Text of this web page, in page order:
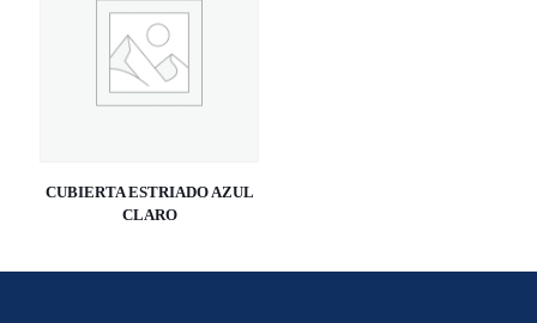
CUBIERTA ESTRIADO AZUL
CLARO